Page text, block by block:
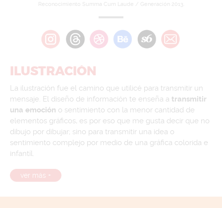
Reconocimiento Summa Cum Laude / Generación 2013.
ILUSTRACIÓN
La ilustración fue el camino que utilicé para transmitir un
mensaje. El diseño de información te enseña a transmitir
una emoción o sentimiento con la menor cantidad de
elementos gráficos, es por eso que me gusta decir que no
dibujo por dibujar; sino para transmitir una idea o
sentimiento complejo por medio de una gráfica colorida e
infantíl.
ver más +